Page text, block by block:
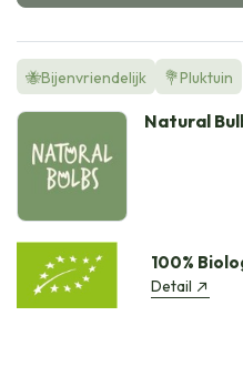
🐝Bijenvriendelijk 💐Pluktuin
Natural
100%
Detail